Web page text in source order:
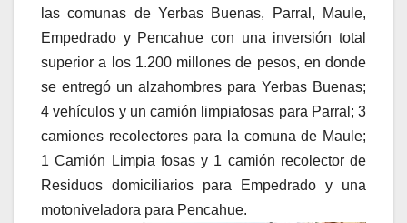
las comunas de Yerbas Buenas, Parral, Maule,
Empedrado y Pencahue con una inversión total
superior a los 1.200 millones de pesos, en donde
se entregó un alzahombres para Yerbas Buenas;
4 vehículos y un camión limpiafosas para Parral; 3
camiones recolectores para la comuna de Maule;
1 Camión Limpia fosas y 1 camión recolector de
Residuos domiciliarios para Empedrado y una
motoniveladora para Pencahue.